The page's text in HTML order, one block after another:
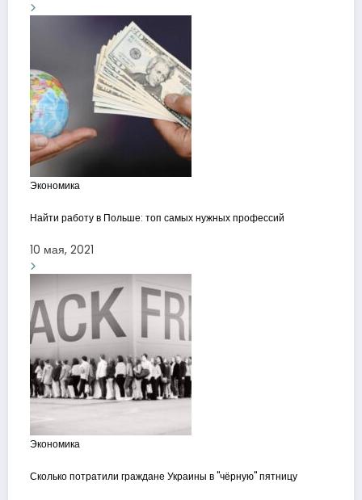
Экономика
Найти работу в Польше: топ самых нужных профессий
10 мая, 2021
Экономика
Сколько потратили граждане Украины в "чёрную" пятницу